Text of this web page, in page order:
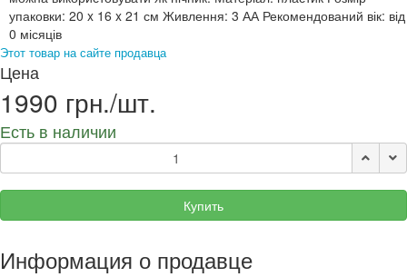
упаковки: 20 x 16 x 21 см Живлення: 3 АА Рекомендований вік: від
0 місяців
Этот товар на сайте продавца
Цена
1990 грн./шт.
Есть в наличии
Купить
Информация о продавце